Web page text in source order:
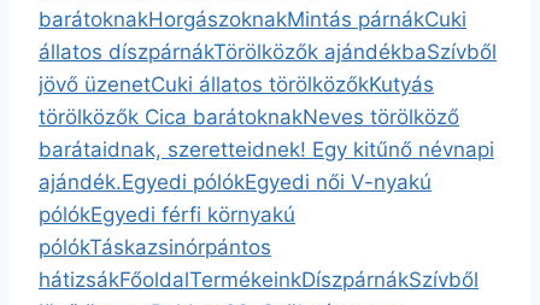
barátoknakHorgászoknakMintás párnákCuki
állatos díszpárnákTörölközők ajándékbaSzívből
jövő üzenetCuki állatos törölközőkKutyás
törölközők Cica barátoknakNeves törölköző
barátaidnak, szeretteidnek! Egy kitűnő névnapi
ajándék.Egyedi pólókEgyedi női V-nyakú
pólókEgyedi férfi környakú
pólókTáskazsinórpántos
hátizsákFőoldalTermékeinkDíszpárnákSzívből